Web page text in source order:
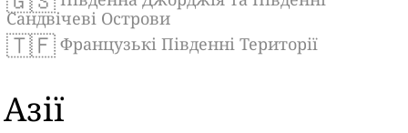
Сандвічеві Острови
🇹🇫 Французькі Південні Території
Азії